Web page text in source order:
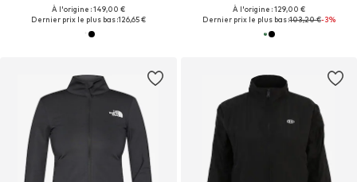
À l'origine : 149,00 €
Dernier prix le plus bas :126,65 €
À l'origine : 129,00 €
Dernier prix le plus bas :103,20 €-3%